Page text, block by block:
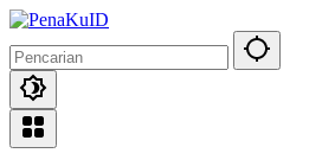
Langsung
konten